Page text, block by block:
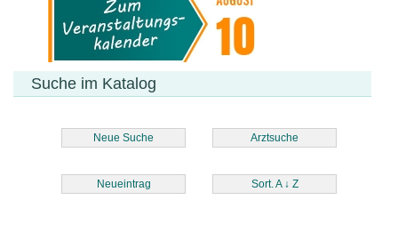
Suche im Katalog
Neue Suche Arztsuche
Neueintrag Sort. A ↓ Z